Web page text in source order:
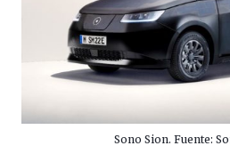
Sono Sion. Fuente: